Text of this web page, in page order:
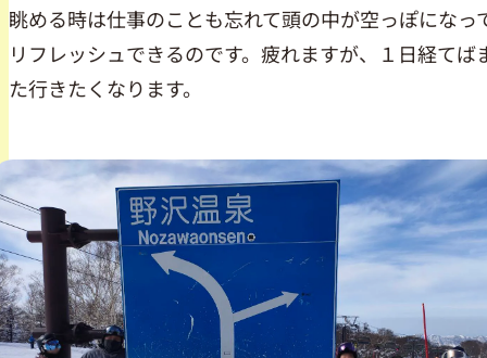
眺める時は仕事のことも忘れて頭の中が空っぽになっ
リフレッシュできるのです。疲れますが、１日経てば
た行きたくなります。